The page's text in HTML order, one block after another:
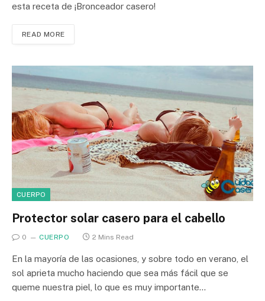
esta receta de ¡Bronceador casero!
READ MORE
CUERPO
Protector solar casero para el cabello
0 CUERPO 2 Mins Read
En la mayoría de las ocasiones, y sobre todo en verano, el
sol aprieta mucho haciendo que sea más fácil que se
queme nuestra piel, lo que es muy importante…